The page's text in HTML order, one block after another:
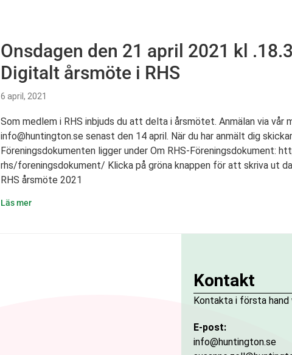
Onsdagen den 21 april 2021 kl
Digitalt årsmöte i RHS
6 april, 2021
Som medlem i RHS inbjuds du att delta i årsmötet. Anmälan via vår
info@huntington.se senast den 14 april. När du har anmält dig
Föreningsdokumenten ligger under Om RHS-Föreningsdokument:
rhs/foreningsdokument/ Klicka på gröna knappen för att skriva ut
RHS årsmöte 2021
Läs merabout Onsdagen den 21 april 2021 kl .18.30 på ZOOM – Digitalt
Kontakt
Kontakta i första hand
E-post:
info@huntington.se